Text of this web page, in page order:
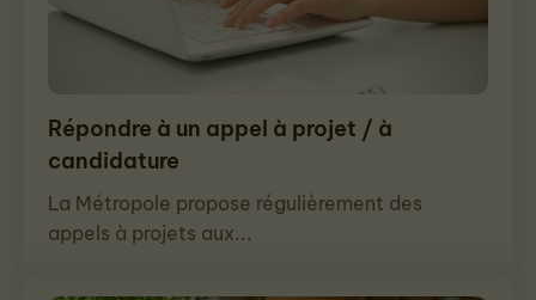
Répondre à un appel à projet / à
candidature
La Métropole propose régulièrement des
appels à projets aux...